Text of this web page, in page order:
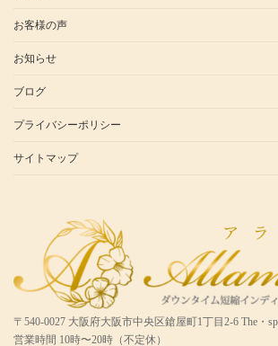
お客様の声
お知らせ
ブログ
プライバシーポリシー
サイトマップ
〒540-0027 大阪府大阪市中央区鎗屋町1丁目2-6 The・
営業時間 10時〜20時（不定休）